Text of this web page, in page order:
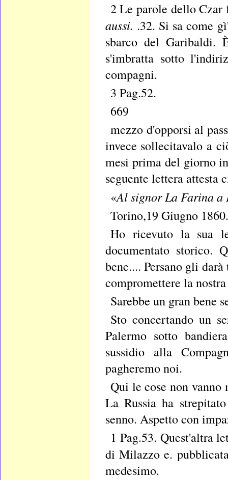
2 Le parole dello
aussi. .32. Si sa come
sbarco del Garibaldi.
s'imbratta sotto
compagni.
3 Pag.52.
669
mezzo d'opporsi al
invece sollecitavalo a
mesi prima del giorno
seguente lettera
«Al signor La Farina a
Torino,19 Giugno 1860.
Ho ricevuto la sua
documentato storico.
bene.... Persano gli
compromettere la
Sarebbe un gran bene
Sto concertando un
Palermo sotto
sussidio alla
pagheremo noi.
Qui le cose non vanno
La Russia ha
senno. Aspetto con
1 Pag.53. Quest'altra
di Milazzo e.
medesimo.